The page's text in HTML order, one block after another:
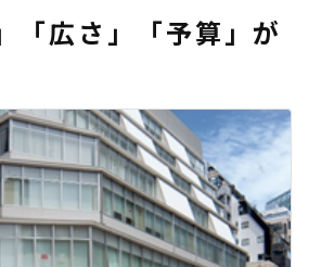
「広さ」「予算」が